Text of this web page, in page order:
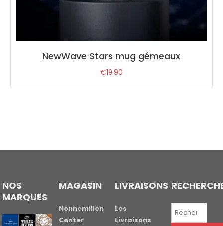
NewWave Stars mug gémeaux
€19.90
NOS
MARQUES
MAGASIN
Nonnemillen
Center
LIVRAISONS
Les
Livraisons
Recherche